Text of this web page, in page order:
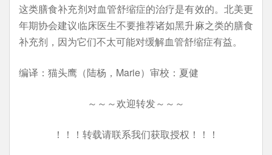
这类膳食补充剂对血管舒缩症的治疗是有效的。北美更
年期协会建议临床医生不要推荐诸如黑升麻之类的膳食
补充剂，因为它们不太可能对缓解血管舒缩症有益。
编译：猫头鹰（陆杨，Marie）审校：夏健
～～～欢迎转发～～～
！！！转载请联系我们获取授权！！！